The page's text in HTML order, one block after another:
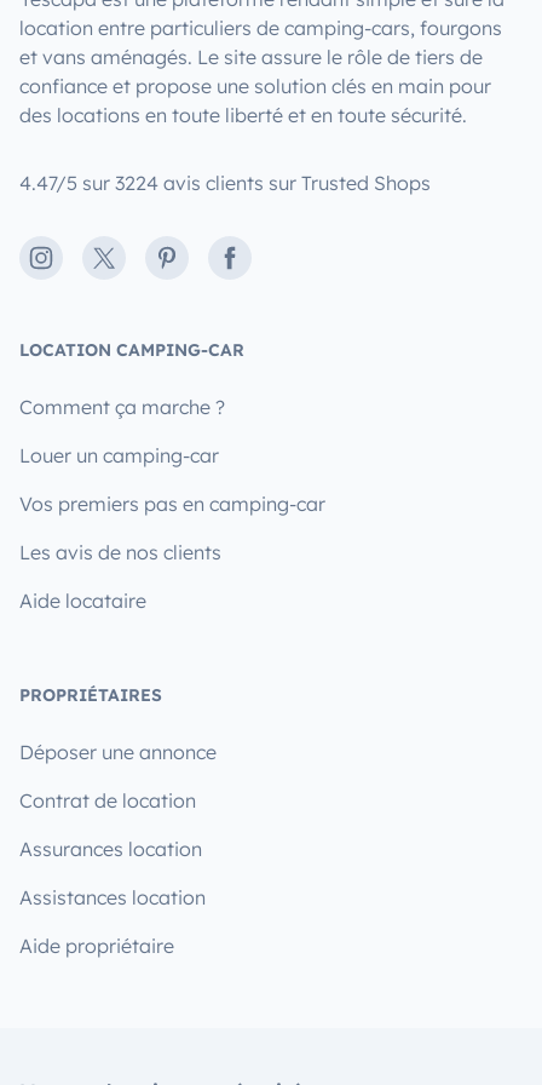
location entre particuliers de camping-cars, fourgons
et vans aménagés. Le site assure le rôle de tiers de
confiance et propose une solution clés en main pour
des locations en toute liberté et en toute sécurité.
4.47/5 sur 3224 avis clients sur Trusted Shops
Instagram
X PinterestFacebook
LOCATION CAMPING-CAR
Comment ça marche ?
Louer un camping-car
Vos premiers pas en camping-car
Les avis de nos clients
Aide locataire
PROPRIÉTAIRES
Déposer une annonce
Contrat de location
Assurances location
Assistances location
Aide propriétaire